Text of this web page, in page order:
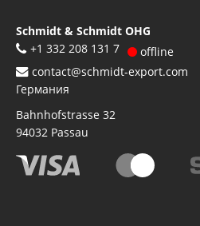
Schmidt & Schmidt OHG
+1 332 208 131 7
offline
contact@schmidt-export.com
Германия
Bahnhofstrasse 32
94032 Passau